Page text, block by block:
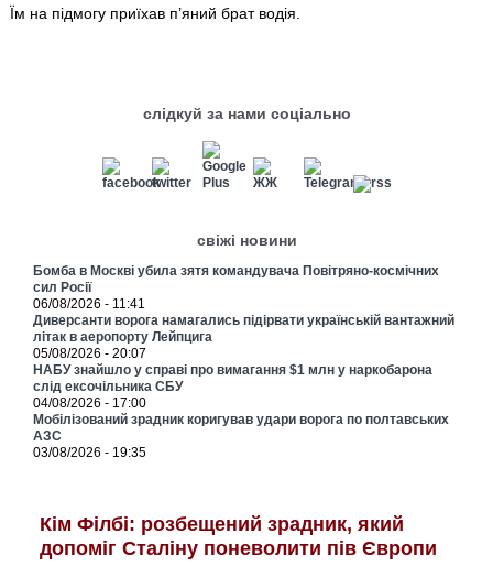
Їм на підмогу приїхав п’яний брат водія.
слідкуй за нами соціально
свіжі новини
Бомба в Москві убила зятя командувача Повітряно-космічних
сил Росії
06/08/2026 - 11:41
Диверсанти ворога намагались підірвати українській вантажний
літак в аеропорту Лейпцига
05/08/2026 - 20:07
НАБУ знайшло у справі про вимагання $1 млн у наркобарона
слід ексочільника СБУ
04/08/2026 - 17:00
Мобілізований зрадник коригував удари ворога по полтавських
АЗС
03/08/2026 - 19:35
Кім Філбі: розбещений зрадник, який
допоміг Сталіну поневолити пів Європи